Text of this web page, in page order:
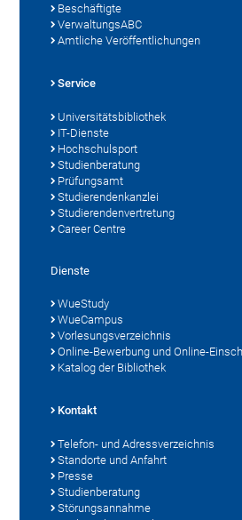
Beschäftigte
VerwaltungsABC
Amtliche Veröffentlichungen
Service
Universitätsbibliothek
IT-Dienste
Hochschulsport
Studienberatung
Prüfungsamt
Studierendenkanzlei
Studierendenvertretung
Career Centre
Dienste
WueStudy
WueCampus
Vorlesungsverzeichnis
Online-Bewerbung und Online-
Katalog der Bibliothek
Kontakt
Telefon- und Adressverzeichnis
Standorte und Anfahrt
Presse
Studienberatung
Störungsannahme